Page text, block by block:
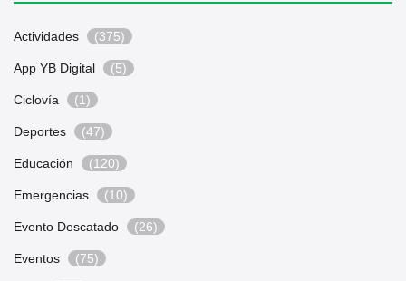
Actividades (375)
App YB Digital (5)
Ciclovía (1)
Deportes (47)
Educación (120)
Emergencias (10)
Evento Descatado (26)
Eventos (75)